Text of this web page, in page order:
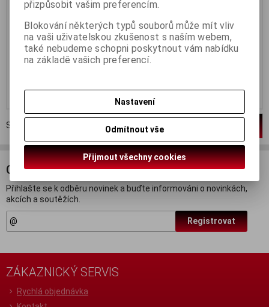
voňavé koupeli s aromatickými
přípravky, ale i příjemné
občerstvení, které umožňuje plně
si vychutnat chvíle pohody. Tento
rituál je skvělým způsobem, jak
uniknout každodenním
starostem a dopřát si...
Koupit
voňavé koupeli s aromatickými
přípravky, ale i příjemné
občerstvení, které umožňuje plně
si vychutnat chvíle pohody. Tento
rituál je skvělým způsobem, jak
uniknout každodenním
starostem a dopřát si...
Koupit
Strana záznamů
ODBĚR NOVINEK
Přihlašte se k odběru novinek a buďte informováni o novinkách,
akcích a soutěžích.
Registrovat
ZÁKAZNICKÝ SERVIS
Rychlá objednávka
přizpůsobit vašim preferencím.
Blokování některých typů souborů může mít vliv
na vaši uživatelskou zkušenost s naším webem,
také nebudeme schopni poskytnout vám nabídku
na základě vašich preferencí.
Nastavení
Odmítnout vše
Přijmout všechny cookies